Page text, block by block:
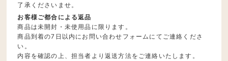
了承くださいませ。
お客様ご都合による返品
商品は未開封・未使用品に限ります。
商品到着の7日以内にお問い合わせフォームにてご連絡くださ
い。
内容を確認の上、担当者より返送方法をご連絡いたします。